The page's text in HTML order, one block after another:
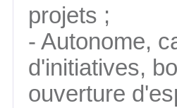
projets ;
- Autonome,
d'initiatives,
ouverture